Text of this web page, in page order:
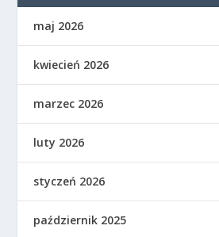
maj 2026
kwiecień 2026
marzec 2026
luty 2026
styczeń 2026
październik 2025